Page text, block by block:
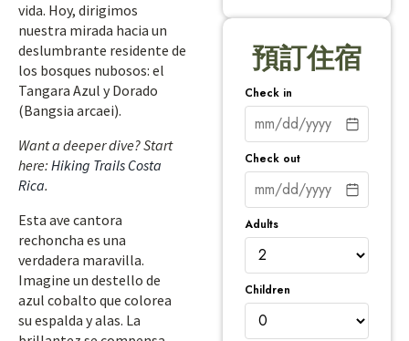
vida. Hoy, dirigimos
nuestra mirada hacia un
deslumbrante residente de
los bosques nubosos: el
Tangara Azul y Dorado
(Bangsia arcaei).
Want a deeper dive? Start
here: Hiking Trails Costa
Rica.
Esta ave cantora
rechoncha es una
verdadera maravilla.
Imagine un destello de
azul cobalto que colorea
su espalda y alas. La
預訂住宿
Check in
Check out
Adults
Children